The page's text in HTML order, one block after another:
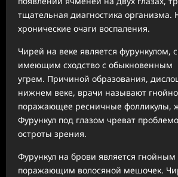
тщательная диагностика организма.
хронические очаги воспаления.
Чирей на веке является фурункулом,
имеющим сходство с обыкновенным
угрем. Причиной образования,
нижнем веке, врачи называют
поражающее ресничные фолликулы,
Фурункул под глазом чреват
остроты зрения.
Фурункул на брови является
поражающим волосяной мешочек.